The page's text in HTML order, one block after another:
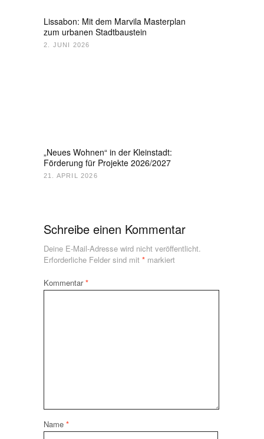
Lissabon: Mit dem Marvila Masterplan
zum urbanen Stadtbaustein
2. JUNI 2026
„Neues Wohnen“ in der Kleinstadt:
Förderung für Projekte 2026/2027
21. APRIL 2026
Schreibe einen Kommentar
Deine E-Mail-Adresse wird nicht veröffentlicht.
Erforderliche Felder sind mit * markiert
Kommentar*
Name *